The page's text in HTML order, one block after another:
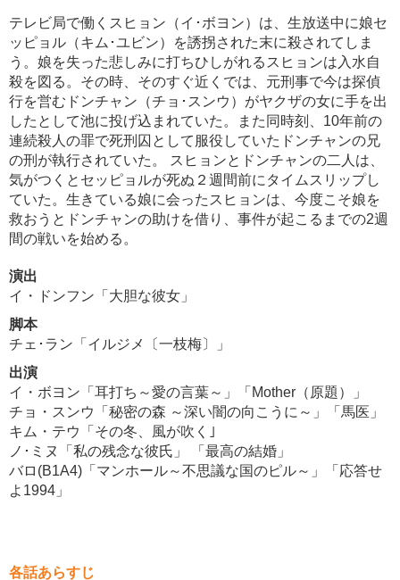
テレビ局で働くスヒョン（イ･ボヨン）は、生放送中に娘セ
ッピョル（キム･ユビン）を誘拐された末に殺されてしま
う。娘を失った悲しみに打ちひしがれるスヒョンは入水自
殺を図る。その時、そのすぐ近くでは、元刑事で今は探偵
行を営むドンチャン（チョ･スンウ）がヤクザの女に手を出
したとして池に投げ込まれていた。また同時刻、10年前の
連続殺人の罪で死刑囚として服役していたドンチャンの兄
の刑が執行されていた。 スヒョンとドンチャンの二人は、
気がつくとセッピョルが死ぬ２週間前にタイムスリップし
ていた。生きている娘に会ったスヒョンは、今度こそ娘を
救おうとドンチャンの助けを借り、事件が起こるまでの2週
間の戦いを始める。
演出
イ・ドンフン「大胆な彼女」
脚本
チェ･ラン「イルジメ〔一枝梅〕」
出演
イ・ボヨン「耳打ち～愛の言葉～」「Mother（原題）」
チョ・スンウ「秘密の森 ～深い闇の向こうに～」「馬医」
キム・テウ「その冬、風が吹く｣
ノ･ミヌ「私の残念な彼氏」 「最高の結婚」
バロ(B1A4)「マンホール～不思議な国のピル～」「応答せ
よ1994」
各話あらすじ